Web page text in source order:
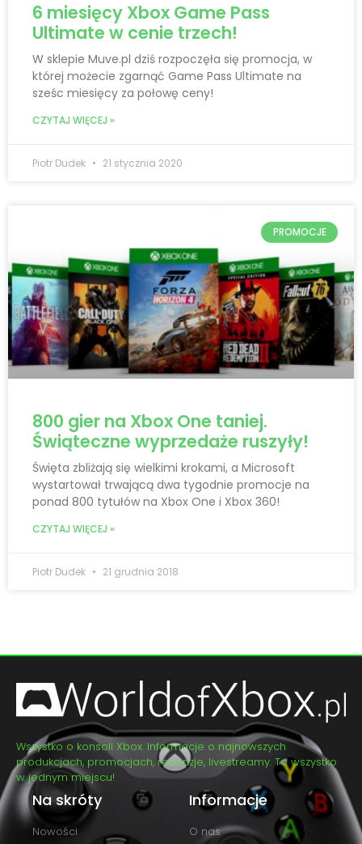
6 miesięcy Xbox Game Pass
Ultimate w cenie trzech!
W sklepie Muve.pl dziś rozpoczęła się promocja, w
której możecie zgarnąć Game Pass Ultimate na
sześc miesięcy za połowę ceny!
CZYTAJ WIĘCEJ »
Piotr Dudek 21 stycznia 2020
PROMOCJE
800 gier na Xbox One taniej.
Świąteczne wyprzedaże ruszyły!
Święta zbliżają się wielkimi krokami, a Microsoft
wystartował trwającą dwa tygodnie promocje na
ponad 800 tytułów na Xbox One i Xbox 360!
CZYTAJ WIĘCEJ »
Piotr Dudek 21 grudnia 2018
Wszystko o konsoli Xbox. Informacje o najnowszych
produkcjach, promocjach, recenzje, livestreamy. To wszystko
w jednym miejscu!
Na skróty
Nowości
Informacje
O nas